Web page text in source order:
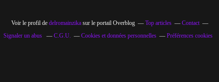
Voir le profil de delromainzikasur le portail Overblog Top articles
Contact
Signaler un abus
C.G.U. Cookies et données personnelles Préférences cookies